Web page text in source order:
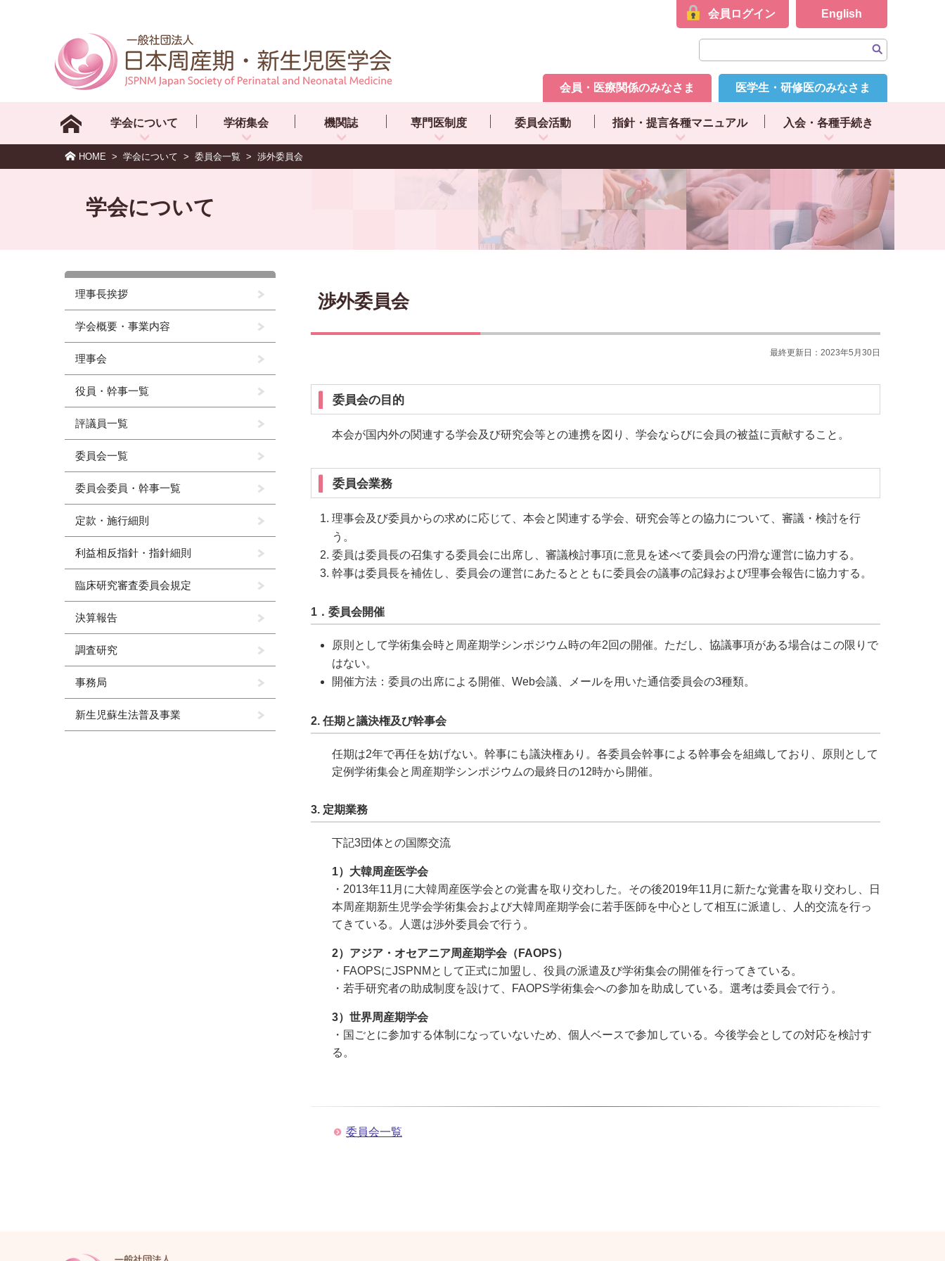
会員ログイン English
会員・医療関係のみなさま 医学生・研修医のみなさま
学会について 学術集会 機関誌 専門医制度 委員会活動 指針・提言各種マニュアル 入会・各種手続き
HOME > 学会について > 委員会一覧 > 渉外委員会
学会について
理事長挨拶
学会概要・事業内容
理事会
役員・幹事一覧
評議員一覧
委員会一覧
委員会委員・幹事一覧
定款・施行細則
利益相反指針・指針細則
臨床研究審査委員会規定
決算報告
調査研究
事務局
新生児蘇生法普及事業
渉外委員会
最終更新日：2023年5月30日
委員会の目的
本会が国内外の関連する学会及び研究会等との連携を図り、学会ならびに会員の被益に貢献すること。
委員会業務
理事会及び委員からの求めに応じて、本会と関連する学会、研究会等との協力について、審議・検討を行
う。
委員は委員長の召集する委員会に出席し、審議検討事項に意見を述べて委員会の円滑な運営に協力する。
幹事は委員長を補佐し、委員会の運営にあたるとともに委員会の議事の記録および理事会報告に協力する。
1．委員会開催
原則として学術集会時と周産期学シンポジウム時の年2回の開催。ただし、協議事項がある場合はこの限りで
はない。
開催方法：委員の出席による開催、Web会議、メールを用いた通信委員会の3種類。
2. 任期と議決権及び幹事会
任期は2年で再任を妨げない。幹事にも議決権あり。各委員会幹事による幹事会を組織しており、原則として
定例学術集会と周産期学シンポジウムの最終日の12時から開催。
3. 定期業務
下記3団体との国際交流
1）大韓周産医学会
・2013年11月に大韓周産医学会との覚書を取り交わした。その後2019年11月に新たな覚書を取り交わし、日
本周産期新生児学会学術集会および大韓周産期学会に若手医師を中心として相互に派遣し、人的交流を行っ
てきている。人選は渉外委員会で行う。
2）アジア・オセアニア周産期学会（FAOPS）
・FAOPSにJSPNMとして正式に加盟し、役員の派遣及び学術集会の開催を行ってきている。
・若手研究者の助成制度を設けて、FAOPS学術集会への参加を助成している。選考は委員会で行う。
3）世界周産期学会
・国ごとに参加する体制になっていないため、個人ベースで参加している。今後学会としての対応を検討す
る。
委員会一覧